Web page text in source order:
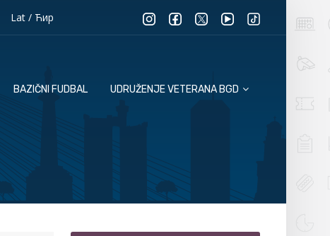
Lat/ Ћир
BAZIČNI FUDBAL UDRUŽENJE VETERANA BGD